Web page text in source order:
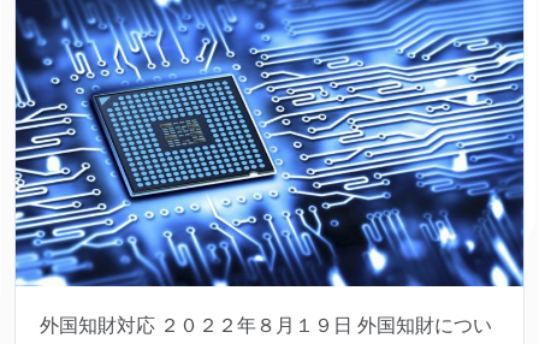
外国知財対応 ２０２２年８月１９日 外国知財につい